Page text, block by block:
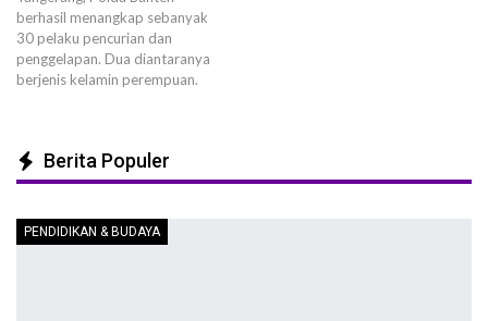
berhasil menangkap sebanyak
30 pelaku pencurian dan
penggelapan. Dua diantaranya
berjenis kelamin perempuan.
Berita Populer
PENDIDIKAN & BUDAYA